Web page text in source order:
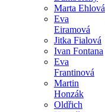
Marta Ehlová
Eva
Eiramová
Jitka Fialová
Ivan Fontana
Eva
Frantinová
Martin
Honzák
Oldřich